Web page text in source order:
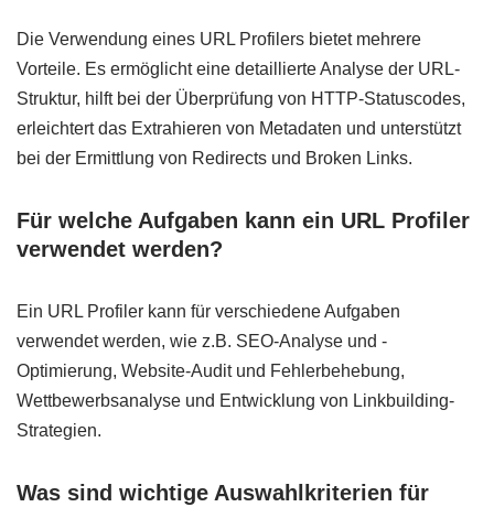
Die Verwendung eines URL Profilers bietet mehrere
Vorteile. Es ermöglicht eine detaillierte Analyse der URL-
Struktur, hilft bei der Überprüfung von HTTP-Statuscodes,
erleichtert das Extrahieren von Metadaten und unterstützt
bei der Ermittlung von Redirects und Broken Links.
Für welche Aufgaben kann ein URL Profiler
verwendet werden?
Ein URL Profiler kann für verschiedene Aufgaben
verwendet werden, wie z.B. SEO-Analyse und -
Optimierung, Website-Audit und Fehlerbehebung,
Wettbewerbsanalyse und Entwicklung von Linkbuilding-
Strategien.
Was sind wichtige Auswahlkriterien für